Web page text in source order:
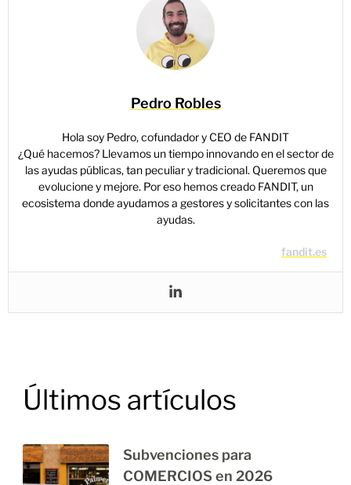
Pedro Robles
Hola soy Pedro, cofundador y CEO de FANDIT
¿Qué hacemos? Llevamos un tiempo innovando en el sector de
las ayudas públicas, tan peculiar y tradicional. Queremos que
evolucione y mejore. Por eso hemos creado FANDIT, un
ecosistema donde ayudamos a gestores y solicitantes con las
ayudas.
fandit.es
Últimos artículos
Subvenciones para
COMERCIOS en 2026